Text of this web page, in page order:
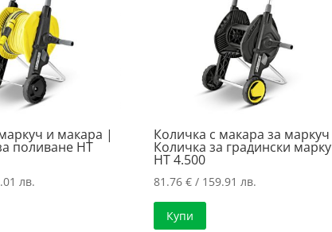
и макара |
поливане HT
лв.
Количка с макара за
Количка за градински
HT 4.500
81.76€ / 159.91 лв.
Купи